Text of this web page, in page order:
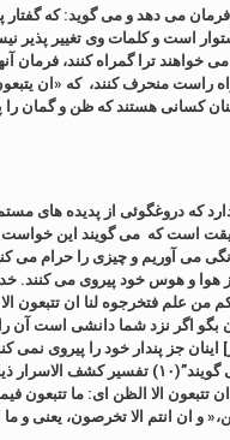
فرمان می دهد و می گوید: که گفتار
است و کلمات وی تغییر پذیر
ترا گمراه کنند، فرمان
راست منحرف کنند، که «ان
کسانی هستند که ظن و گمان را
که دروغگوئی از پدیده های
است که می گویند این
می آوریم و چیزی را حرام می
هوا و هوس خود پیروی می کنند.
علم فتخرجوه لنا ان تتبعون الا
بگو اگر نزد شما دانشی است آن
اینان جز پندار خود را پیروی نمی
گروهی که دروغ می گویند”(۱۰) تفسیر کشف
تتبعون الا الظن ای: ما تتبعون فیما
و ان انتم الا تخرصون، یعنی و ما